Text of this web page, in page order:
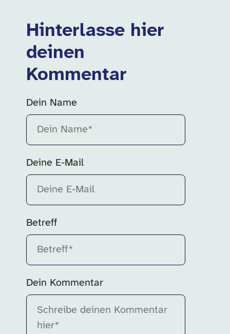
Hinterlasse hier
deinen
Kommentar
Dein Name
Deine E-Mail
Betreff
Dein Kommentar